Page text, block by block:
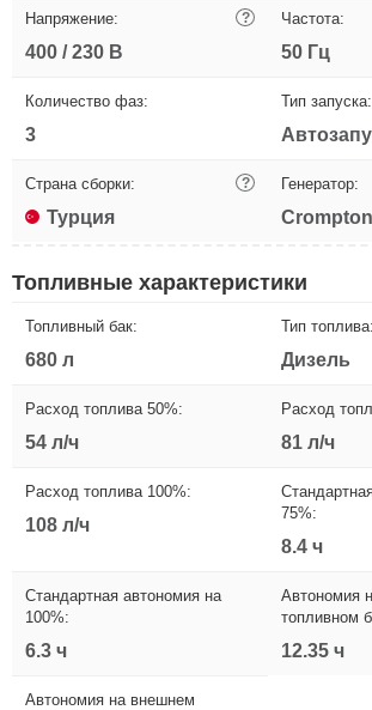
Напряжение: ?
400 / 230 В
Частота:
50 Гц
Количество фаз:
3
Тип запуска:
Страна сборки: ?
Турция
Генератор:
Crompton
Топливные характеристики
Топливный бак:
680 л
Тип топлива:
Дизель
Расход топлива 50%:
54 л/ч
Расход
81 л/ч
Расход топлива 100%:
108 л/ч
75%:
8.4 ч
Стандартная автономия на
100%:
6.3 ч
Автономия
топливном
12.35 ч
Автономия на внешнем